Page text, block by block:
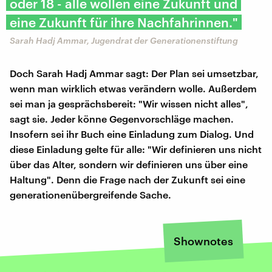
oder 18 - alle wollen eine Zukunft und
eine Zukunft für ihre Nachfahrinnen."
Sarah Hadj Ammar, Jugendrat der Generationenstiftung
Doch Sarah Hadj Ammar sagt: Der Plan sei umsetzbar,
wenn man wirklich etwas verändern wolle. Außerdem
sei man ja gesprächsbereit: "Wir wissen nicht alles",
sagt sie. Jeder könne Gegenvorschläge machen.
Insofern sei ihr Buch eine Einladung zum Dialog. Und
diese Einladung gelte für alle: "Wir definieren uns nicht
über das Alter, sondern wir definieren uns über eine
Haltung". Denn die Frage nach der Zukunft sei eine
generationenübergreifende Sache.
Shownotes